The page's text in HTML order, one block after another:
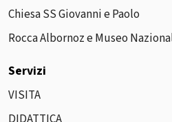
Chiesa SS Giovanni e Paolo
Rocca Albornoz e Museo
Servizi
VISITA